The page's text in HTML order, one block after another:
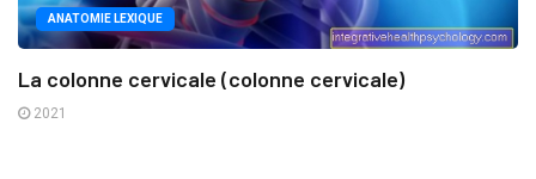
ANATOMIE LEXIQUE
La colonne cervicale (colonne cervicale)
2021